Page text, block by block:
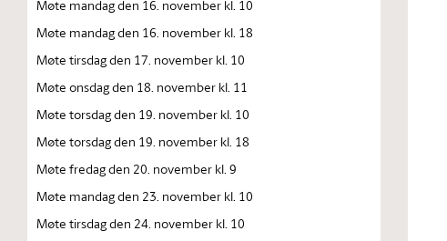
Møte mandag den 16. november kl. 10
Møte mandag den 16. november kl. 18
Møte tirsdag den 17. november kl. 10
Møte onsdag den 18. november kl. 11
Møte torsdag den 19. november kl. 10
Møte torsdag den 19. november kl. 18
Møte fredag den 20. november kl. 9
Møte mandag den 23. november kl. 10
Møte tirsdag den 24. november kl. 10